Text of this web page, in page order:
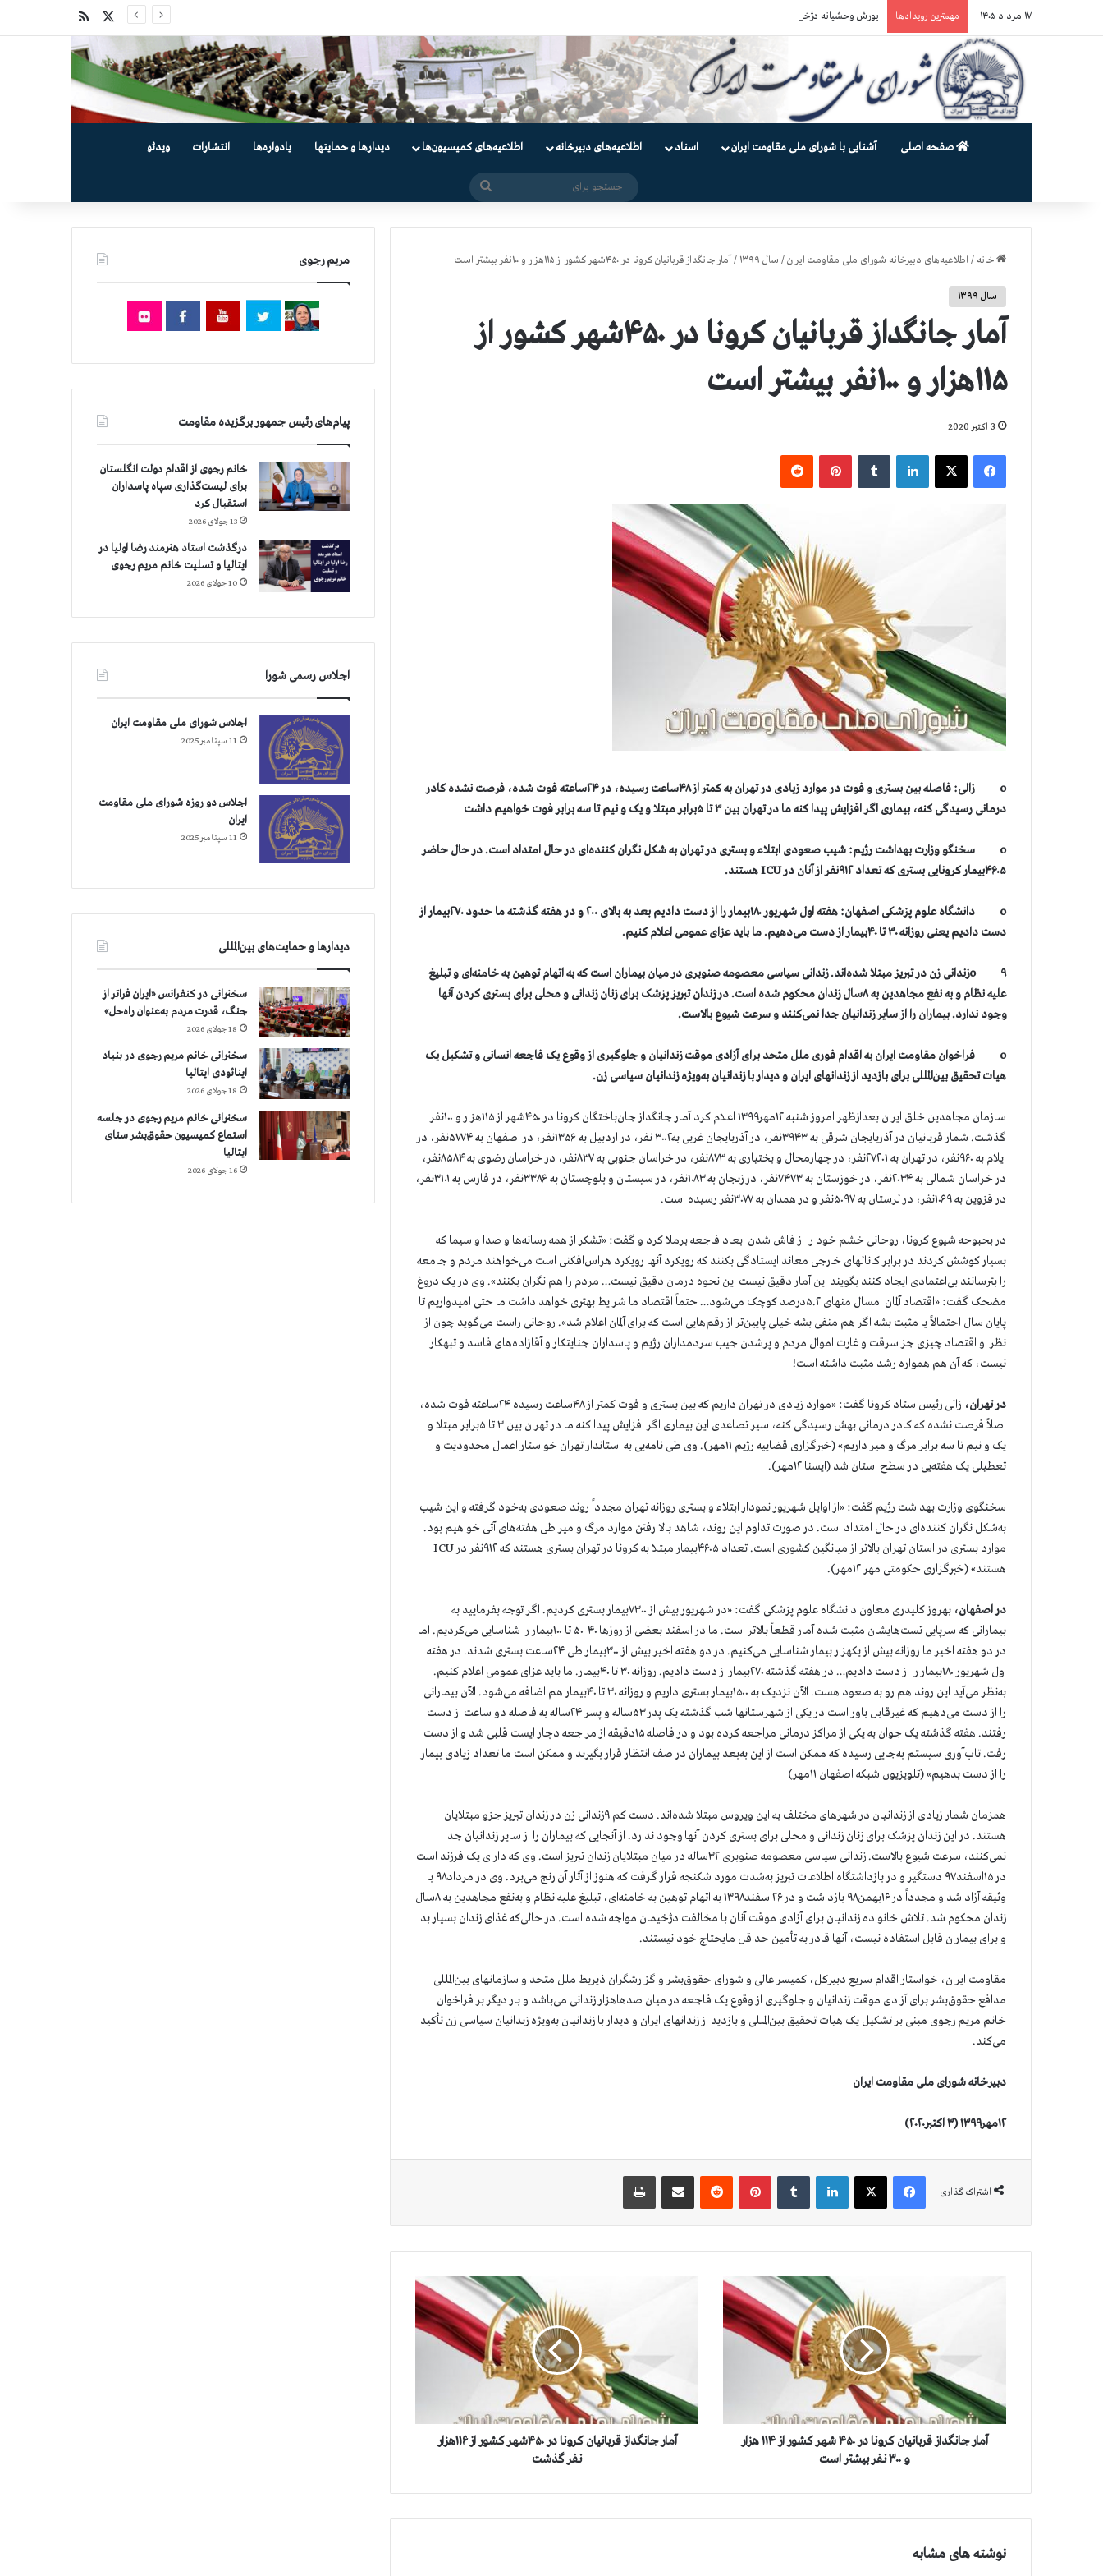
۱۷ مرداد ۱۴۰۵ مهمترین رویدادها یورش وحشیانه دژخیمان رژیم آخوندی به بند ۷ زندان اوین و ضرب‌وجرح زندانیان سیاسی
صفحه اصلی آشنایی با شورای ملی مقاومت ایران اسناد اطلاعیه‌های دبیرخانه اطلاعیه‌های کمیسیون‌‌ها دیدارها و حمایتها یادواره‌ها انتشارات ویدئو
خانه / اطلاعیه‌های دبیرخانه شورای ملی مقاومت ایران/ سال ۱۳۹۹ / آمار جانگداز قربانیان کرونا در ۴۵۰شهر کشور از ۱۱۵هزار و ۱۰۰نفر بیشتر است
سال ۱۳۹۹
آمار جانگداز قربانیان کرونا در ۴۵۰شهر کشور از
۱۱۵هزار و ۱۰۰نفر بیشتر است
3 اکتبر 2020
فیس بوک X ‫پین‌ترست
o زالی: فاصله بین بستری و فوت در موارد زیادی در تهران به کمتر از ۴۸ساعت رسیده، در ۲۴ساعته فوت شده، فرصت نشده کادر
درمانی رسیدگی کنه، بیماری اگر افزایش پیدا کنه ما در تهران بین ۳ تا ۵برابر مبتلا و یک و نیم تا سه برابر فوت خواهیم داشت
o سخنگو وزارت بهداشت رژیم: شیب صعودی ابتلاء و بستری در تهران به شکل نگران کننده‌ای در حال امتداد است. در حال حاضر
۴۶۰۵بیمار کرونایی بستری که تعداد ۹۱۲نفر از آنان در ICU هستند.
o دانشگاه علوم پزشکی اصفهان: هفته اول شهریور ۱۸۰بیمار را از دست دادیم بعد به بالای ۲۰۰ و در هفته گذشته ما حدود ۲۷۰بیمار از
دست دادیم یعنی روزانه ۳۰ تا ۴۰بیمار از دست می‌دهیم. ما باید عزای عمومی اعلام کنیم.
o ۹زندانی زن در تبریز مبتلا شده‌اند. زندانی سیاسی معصومه صنوبری در میان بیماران است که به اتهام توهین به خامنه‌ای و تبلیغ
علیه نظام و به نفع مجاهدین به ۸سال زندان محکوم شده است. در زندان تبریز پزشک برای زنان زندانی و محلی برای بستری کردن آنها
وجود ندارد. بیماران را از سایر زندانیان جدا نمی‌کنند و سرعت شیوع بالاست.
o فراخوان مقاومت ایران به اقدام فوری ملل متحد برای آزادی موقت زندانیان و جلوگیری از وقوع یک فاجعه انسانی و تشکیل یک
هیات تحقیق بین‌المللی برای بازدید از زندانهای ایران و دیدار با زندانیان به‌ویژه زندانیان سیاسی زن.
سازمان مجاهدین خلق ایران بعدازظهر امروز شنبه ۱۲مهر۱۳۹۹ اعلام کرد آمار جانگداز جان‌باختگان کرونا در ۴۵۰شهر از ۱۱۵هزار و ۱۰۰نفر
گذشت. شمار قربانیان در آذربایجان شرقی به ۳۹۴۳نفر، در آذربایجان غربی به۳۰۰۲ نفر، در اردبیل به ۱۳۵۶نفر، در اصفهان به ۵۷۷۴نفر، در
ایلام به ۹۶۰نفر، در تهران به ۲۷۲۰۱نفر، در چهارمحال و بختیاری به ۸۷۳نفر، در خراسان جنوبی به ۸۳۷نفر، در خراسان رضوی به ۸۵۸۴نفر،
در خراسان شمالی به ۲۰۳۴نفر، در خوزستان به ۷۴۷۳نفر، در زنجان به ۱۰۸۳نفر، در سیستان و بلوچستان به ۳۳۸۶نفر، در فارس به ۳۱۰۱نفر،
در قزوین به ۱۰۶۹نفر، در لرستان به ۵۰۹۷نفر و در همدان به ۳۰۷۷نفر رسیده است.
در بحبوحه شیوع کرونا، روحانی خشم خود را از فاش شدن ابعاد فاجعه برملا کرد و گفت: «تشکر از همه رسانه‌ها و صدا و سیما که
بسیار کوشش کردند در برابر کانالهای خارجی معاند ایستادگی بکنند که رویکرد آنها رویکرد هراس‌افکنی است می‌خواهند مردم و جامعه
را بترسانند بی‌اعتمادی ایجاد کنند بگویند این آمار دقیق نیست این نحوه درمان دقیق نیست… مردم را هم نگران بکنند». وی در یک دروغ
مضحک گفت: «اقتصاد آلمان امسال منهای ۵.۲درصد کوچک می‌شود… حتماً اقتصاد ما شرایط بهتری خواهد داشت ما حتی امیدواریم تا
پایان سال احتمالاً یا مثبت بشه اگر هم منفی بشه خیلی پایین‌تر از رقم‌هایی است که برای آلمان اعلام شد». روحانی راست می‌گوید چون از
نظر او اقتصاد چیزی جز سرقت و غارت اموال مردم و پرشدن جیب سردمداران رژیم و پاسداران جنایتکار و آقازاده‌های فاسد و تبهکار
نیست، که آن هم همواره رشد مثبت داشته است!
در تهران،
زالی رئیس ستاد کرونا گفت: «موارد زیادی در تهران داریم که بین بستری و فوت کمتر از ۴۸ساعت رسیده ۲۴ساعته فوت شده،
اصلاً فرصت نشده که کادر درمانی بهش رسیدگی کنه، سیر تصاعدی این بیماری اگر افزایش پیدا کنه ما در تهران بین ۳ تا ۵برابر مبتلا و
یک و نیم تا سه برابر مرگ و میر داریم» (خبرگزاری قضاییه رژیم ۱۱مهر). وی طی نامه‌یی به استاندار تهران خواستار اعمال محدودیت و
تعطیلی یک هفته‌یی در سطح استان شد (ایسنا ۱۲مهر).
سخنگوی وزارت بهداشت رژیم گفت: «از اوایل شهریور نمودار ابتلاء و بستری روزانه تهران مجدداً روند صعودی به‌خود گرفته و این شیب
به‌شکل نگران کننده‌ای در حال امتداد است. در صورت تداوم این روند، شاهد بالا رفتن موارد مرگ و میر طی هفته‌های آتی خواهیم بود.
موارد بستری در استان تهران بالاتر از میانگین کشوری است. تعداد ۴۶۰۵بیمار مبتلا به کرونا در تهران بستری هستند که ۹۱۲نفر در ICU
هستند» (خبرگزاری حکومتی مهر ۱۲مهر).
در اصفهان،
بهروز کلیدری معاون دانشگاه علوم پزشکی گفت: «در شهریور بیش از ۷۳۰۰بیمار بستری کردیم. اگر توجه بفرمایید به
بیمارانی که سرپایی تست‌هایشان مثبت شده آمار قطعاً بالاتر است. ما در اسفند بعضی از روزها ۴۰-۵۰ تا ۱۰۰بیمار را شناسایی می‌کردیم. اما
در دو هفته اخیر ما روزانه بیش از یکهزار بیمار شناسایی می‌کنیم. در دو هفته اخیر بیش از ۳۰۰بیمار طی ۲۴ساعت بستری شدند. در هفته
اول شهریور ۱۸۰بیمار را از دست دادیم… در هفته گذشته ۲۷۰بیمار از دست دادیم. روزانه ۳۰ تا ۴۰بیمار. ما باید عزای عمومی اعلام کنیم.
به‌نظر می‌آید این روند هم رو به صعود هست. الآن نزدیک به ۱۵۰۰بیمار بستری داریم و روزانه ۳۰ تا ۴۰بیمار هم اضافه می‌شود. الآن بیمارانی
را از دست می‌دهیم که غیرقابل باور است در یکی از شهرستانها شب گذشته یک پدر ۵۳ساله و پسر ۲۴ساله به فاصله دو ساعت از دست
رفتند. هفته گذشته یک جوان به یکی از مراکز درمانی مراجعه کرده بود و در فاصله ۱۵دقیقه از مراجعه دچار ایست قلبی شد و از دست
رفت. تاب‌آوری سیستم به‌جایی رسیده که ممکن است از این به‌بعد بیماران در صف انتظار قرار بگیرند و ممکن است ما تعداد زیادی بیمار
را از دست بدهیم» (تلویزیون شبکه اصفهان ۱۱مهر)
همزمان شمار زیادی از زندانیان در شهرهای مختلف به این ویروس مبتلا شده‌اند. دست کم ۹زندانی زن در زندان تبریز جزو مبتلایان
هستند. در این زندان پزشک برای زنان زندانی و محلی برای بستری کردن آنها وجود ندارد. از آنجایی که بیماران را از سایر زندانیان جدا
نمی‌کنند، سرعت شیوع بالاست. زندانی سیاسی معصومه صنوبری ۳۲ساله در میان مبتلایان زندان تبریز است. وی که دارای یک فرزند است
در ۱۵اسفند۹۷ دستگیر و در بازداشتگاه اطلاعات تبریز به‌شدت مورد شکنجه قرار گرفت که هنوز از آثار آن رنج می‌برد. وی در مرداد۹۸ با
وثیقه آزاد شد و مجدداً در ۱۶بهمن۹۸ بازداشت و در ۲۶اسفند۱۳۹۸ به اتهام توهین به خامنه‌ای، تبلیغ علیه نظام و به‌نفع مجاهدین به ۸سال
زندان محکوم شد. تلاش خانواده زندانیان برای آزادی موقت آنان با مخالفت دژخیمان مواجه شده است. در حالی‌که غذای زندان بسیار بد
و برای بیماران قابل استفاده نیست، آنها قادر به تأمین حداقل مایحتاج خود نیستند.
مقاومت ایران، خواستار اقدام سریع دبیرکل، کمیسر عالی و شورای حقوق‌بشر و گزارشگران ذیربط ملل متحد و سازمانهای بین‌المللی
مدافع حقوق‌بشر برای آزادی موقت زندانیان و جلوگیری از وقوع یک فاجعه در میان صدهاهزار زندانی می‌باشد و بار دیگر بر فراخوان
خانم مریم رجوی مبنی بر تشکیل یک هیات تحقیق بین‌المللی و بازدید از زندانهای ایران و دیدار با زندانیان به‌ویژه زندانیان سیاسی زن تأکید
می‌کند.
دبیرخانه شورای ملی مقاومت ایران
۱۲مهر۱۳۹۹ (۳ اکتبر۲۰۲۰)
اشتراک گذاری
فیس بوک X ‫پین‌ترست ‫رددیت
گ
د
ر
ي
آمار جانگداز قربانيان كرونا در ۴۵۰ شهر كشور از ۱۱۴ هزار
و ۳۰۰ نفر بيشتر است
گ
د
ر
آمار جانگداز قربانیان کرونا در ۴۵۰شهر کشور از ۱۱۶هزار
نفر گذشت
نوشته های مشابه
مریم رجوی
پیام‌های رئیس جمهور برگزیده مقاومت
خانم رجوی از اقدام دولت انگلستان
برای لیست‌گذاری سپاه پاسداران
استقبال کرد
13 جولای 2026
درگذشت استاد هنرمند رضا اولیا در
ایتالیا و تسلیت خانم مریم رجوی
10 جولای 2026
اجلاس رسمی شورا
اجلاس شورای ملی مقاومت ایران
11 سپتامبر 2025
اجلاس دو روزه شورای ملی مقاومت
ایران
11 سپتامبر 2025
دیدارها و حمایت‌های بین‌المللی
سخنرانی در کنفرانس «ایران فراتر از
جنگ، قدرت مردم به‌عنوان راه‌حل»
18 جولای 2026
سخنرانی خانم مریم رجوی در بنیاد
اینائودی ایتالیا
18 جولای 2026
سخنرانی خانم مریم رجوی در جلسه
استماع کمیسیون حقوق‌بشر سنای
ایتالیا
16 جولای 2026